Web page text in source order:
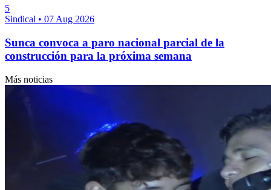
5
Sindical • 07 Aug 2026
Sunca convoca a paro nacional parcial de la
construcción para la próxima semana
Más noticias